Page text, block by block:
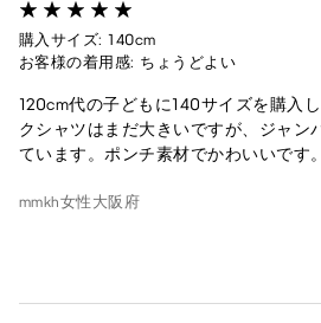
購入サイズ: 140cm
お客様の着用感: ちょうどよい
120cm代の子どもに140サイズを購入
クシャツはまだ大きいですが、ジャン
ています。ポンチ素材でかわいいです。
mmkh女性 大阪府